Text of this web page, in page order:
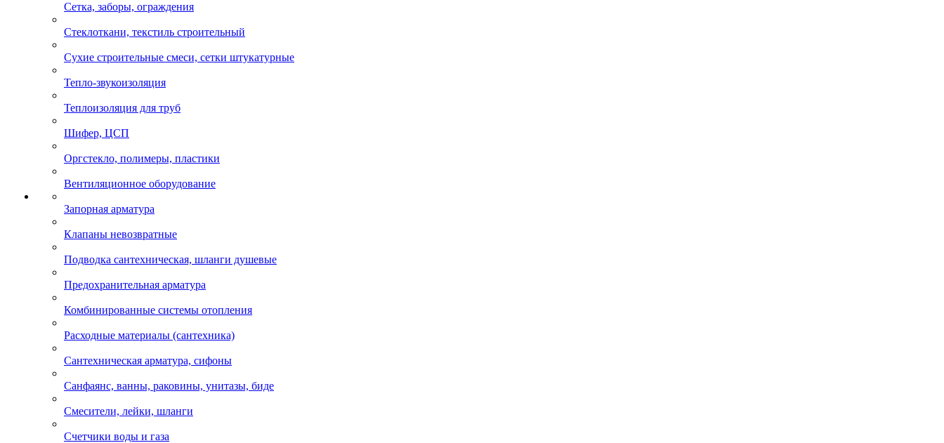
Сетка, заборы, ограждения
Стеклоткани, текстиль строительный
Сухие строительные смеси, сетки штукатурные
Тепло-звукоизоляция
Теплоизоляция для труб
Шифер, ЦСП
Оргстекло, полимеры, пластики
Вентиляционное оборудование
Запорная арматура
Клапаны невозвратные
Подводка сантехническая, шланги душевые
Предохранительная арматура
Комбинированные системы отопления
Расходные материалы (сантехника)
Сантехническая арматура, сифоны
Санфаянс, ванны, раковины, унитазы, биде
Смесители, лейки, шланги
Счетчики воды и газа